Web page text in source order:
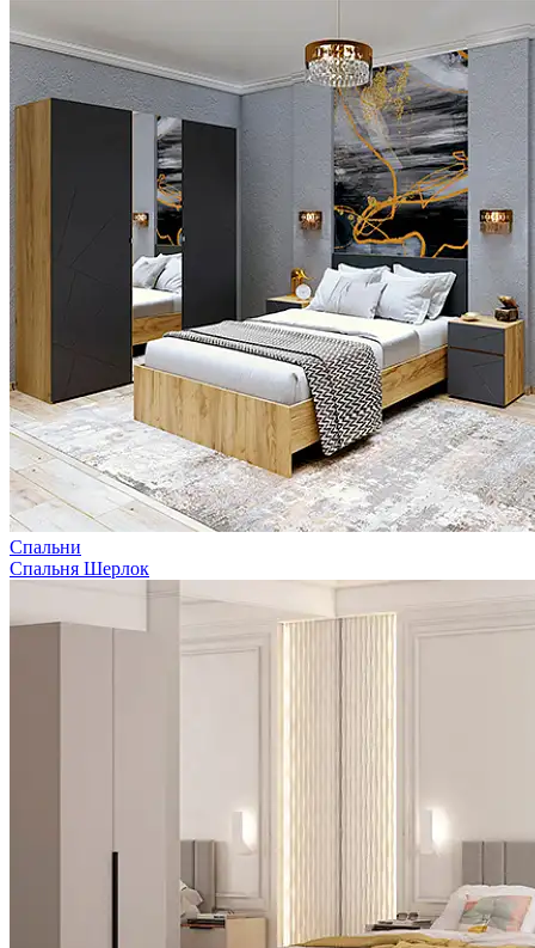
Спальни
Спальня Шерлок